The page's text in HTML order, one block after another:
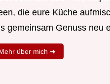
die eure Küche
gemeinsam Genuss neu
über mich ➜